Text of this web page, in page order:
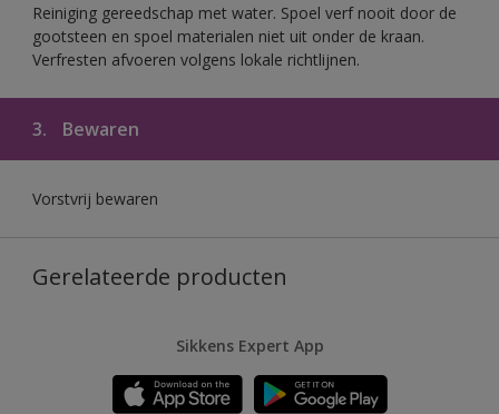
Reiniging gereedschap met water. Spoel verf nooit door de
gootsteen en spoel materialen niet uit onder de kraan.
Verfresten afvoeren volgens lokale richtlijnen.
3. Bewaren
Vorstvrij bewaren
Gerelateerde producten
Sikkens Expert App